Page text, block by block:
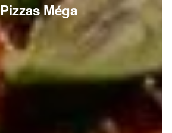
Pizzas Méga